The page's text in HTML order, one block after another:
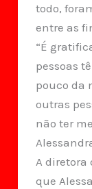
todo,
entre as
“É
pessoas
pouco da
outras
não ter
A diretora
que